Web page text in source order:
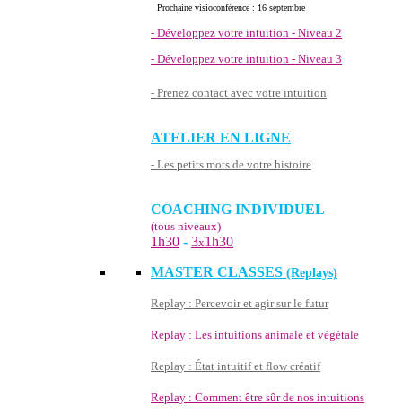
Prochaine visioconférence : 16 septembre
- Développez votre intuition - Niveau 2
- Développez votre intuition - Niveau 3
- Prenez contact avec votre intuition
ATELIER EN LIGNE
- Les petits mots de votre histoire
COACHING INDIVIDUEL
(tous niveaux)
1h30 - 3x1h30
MASTER CLASSES (Replays)
Replay : Percevoir et agir sur le futur
Replay : Les intuitions animale et végétale
Replay : État intuitif et flow créatif
Replay : Comment être sûr de nos intuitions